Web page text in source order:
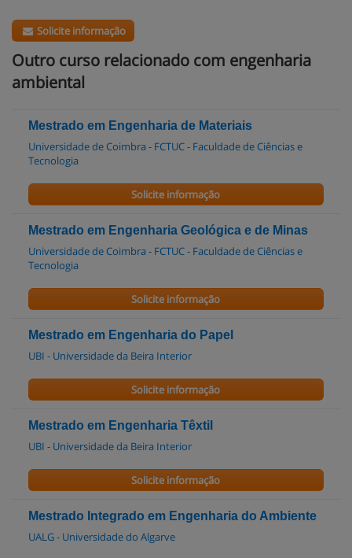
Solicite informação
Outro curso relacionado com engenharia
ambiental
Mestrado em Engenharia de Materiais
Universidade de Coimbra - FCTUC - Faculdade de Ciências e
Tecnologia
Solicite informação
Mestrado em Engenharia Geológica e de Minas
Universidade de Coimbra - FCTUC - Faculdade de Ciências e
Tecnologia
Solicite informação
Mestrado em Engenharia do Papel
UBI - Universidade da Beira Interior
Solicite informação
Mestrado em Engenharia Têxtil
UBI - Universidade da Beira Interior
Solicite informação
Mestrado Integrado em Engenharia do Ambiente
UALG - Universidade do Algarve